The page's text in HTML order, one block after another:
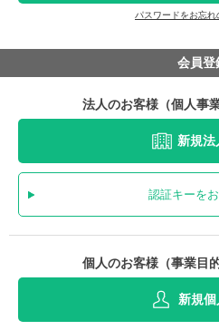
パスワードをお忘れ
会員登
法人のお客様（個人事
新規法
認証キーを
個人のお客様（事業目
新規